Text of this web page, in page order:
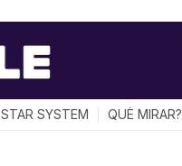
STAR SYSTEM QUÈ MIRAR?